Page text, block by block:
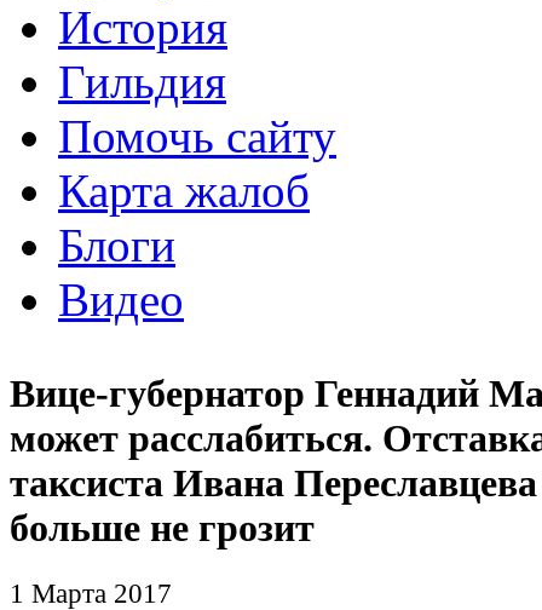
История
Гильдия
Помочь сайту
Карта жалоб
Блоги
Видео
Вице-губернатор Геннадий
может расслабиться.
таксиста Ивана
больше не грозит
1 Марта 2017